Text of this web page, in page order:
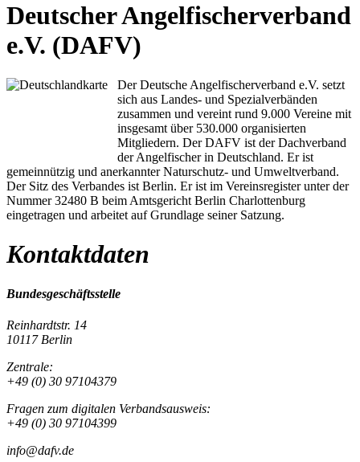
Deutscher Angelfischerverband
e.V. (DAFV)
Der Deutsche Angelfischerverband e.V. setzt
sich aus Landes- und Spezialverbänden
zusammen und vereint rund 9.000 Vereine mit
insgesamt über 530.000 organisierten
Mitgliedern. Der DAFV ist der Dachverband
der Angelfischer in Deutschland. Er ist
gemeinnützig und anerkannter Naturschutz- und Umweltverband.
Der Sitz des Verbandes ist Berlin. Er ist im Vereinsregister unter der
Nummer 32480 B beim Amtsgericht Berlin Charlottenburg
eingetragen und arbeitet auf Grundlage seiner Satzung.
Kontaktdaten
Bundesgeschäftsstelle
Reinhardtstr. 14
10117 Berlin
Zentrale:
+49 (0) 30 97104379
Fragen zum digitalen Verbandsausweis:
+49 (0) 30 97104399
info@dafv.de